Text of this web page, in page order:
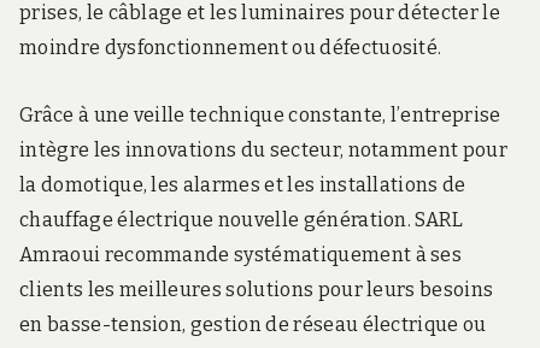
prises, le câblage et les luminaires pour détecter le
moindre dysfonctionnement ou défectuosité.
Grâce à une veille technique constante, l’entreprise
intègre les innovations du secteur, notamment pour
la domotique, les alarmes et les installations de
chauffage électrique nouvelle génération. SARL
Amraoui recommande systématiquement à ses
clients les meilleures solutions pour leurs besoins
en basse-tension, gestion de réseau électrique ou